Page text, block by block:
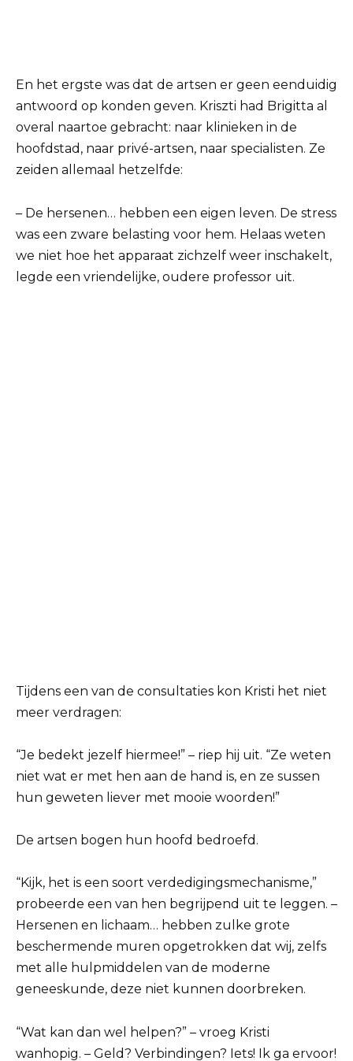
En het ergste was dat de artsen er geen eenduidig
​​antwoord op konden geven. Kriszti had Brigitta al
overal naartoe gebracht: naar klinieken in de
hoofdstad, naar privé-artsen, naar specialisten. Ze
zeiden allemaal hetzelfde:
– De hersenen… hebben een eigen leven. De stress
was een zware belasting voor hem. Helaas weten
we niet hoe het apparaat zichzelf weer inschakelt,
legde een vriendelijke, oudere professor uit.
Tijdens een van de consultaties kon Kristi het niet
meer verdragen:
“Je bedekt jezelf hiermee!” – riep hij uit. “Ze weten
niet wat er met hen aan de hand is, en ze sussen
hun geweten liever met mooie woorden!”
De artsen bogen hun hoofd bedroefd.
“Kijk, het is een soort verdedigingsmechanisme,”
probeerde een van hen begrijpend uit te leggen. –
Hersenen en lichaam… hebben zulke grote
beschermende muren opgetrokken dat wij, zelfs
met alle hulpmiddelen van de moderne
geneeskunde, deze niet kunnen doorbreken.
“Wat kan dan wel helpen?” – vroeg Kristi
wanhopig. – Geld? Verbindingen? Iets! Ik ga ervoor!